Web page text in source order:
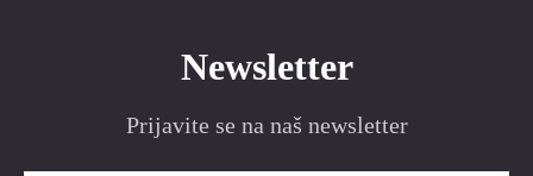
Newsletter
Prijavite se na naš newsletter